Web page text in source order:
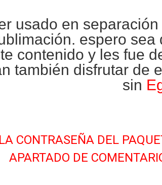
usado en separación
. espero sea
contenido y les fue
también disfrutar de
sin
CONTRASEÑA DEL
APARTADO DE